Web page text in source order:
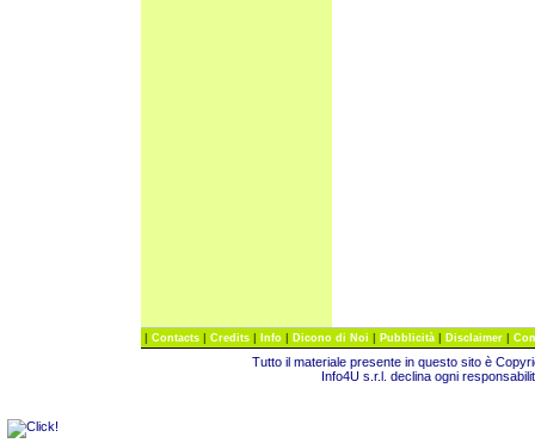
| Contacts | Credits | Info | Dicono di Noi | Pubblicità | Disclaimer |
Tutto il materiale presente in questo sito è
Info4U s.r.l. declina ogni